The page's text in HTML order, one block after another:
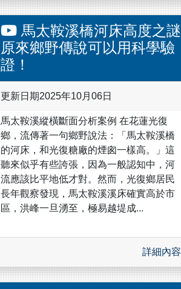
馬太鞍溪橋河床高度之謎
原來鄉野傳說可以用科學驗
證！
更新日期2025年10月06日
馬太鞍溪縱橫斷面分析案例 在花蓮光復
鄉，流傳著一句鄉野說法：「馬太鞍溪橋
的河床，和光復糖廠的煙囪一樣高。」這
聽來似乎有些誇張，因為一般認知中，河
流應該比平地低才對。然而，光復鄉居民
長年觀察發現，馬太鞍溪溪床確實高於市
區，洪峰一旦湧至，極易越堤成...
詳細內容